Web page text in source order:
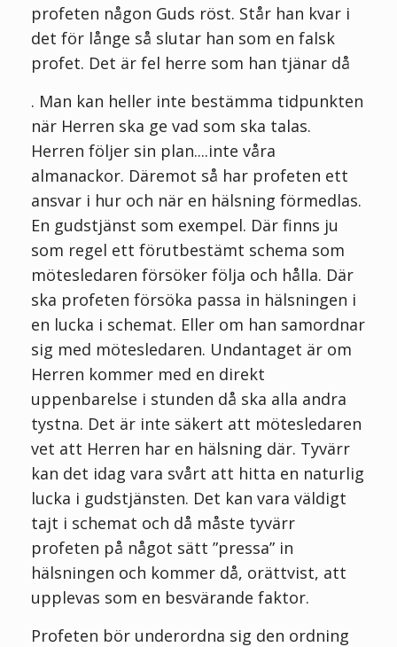
profeten någon Guds röst. Står han kvar i
det för långe så slutar han som en falsk
profet. Det är fel herre som han tjänar då
. Man kan heller inte bestämma tidpunkten
när Herren ska ge vad som ska talas.
Herren följer sin plan....inte våra
almanackor. Däremot så har profeten ett
ansvar i hur och när en hälsning förmedlas.
En gudstjänst som exempel. Där finns ju
som regel ett förutbestämt schema som
mötesledaren försöker följa och hålla. Där
ska profeten försöka passa in hälsningen i
en lucka i schemat. Eller om han samordnar
sig med mötesledaren. Undantaget är om
Herren kommer med en direkt
uppenbarelse i stunden då ska alla andra
tystna. Det är inte säkert att mötesledaren
vet att Herren har en hälsning där. Tyvärr
kan det idag vara svårt att hitta en naturlig
lucka i gudstjänsten. Det kan vara väldigt
tajt i schemat och då måste tyvärr
profeten på något sätt ”pressa” in
hälsningen och kommer då, orättvist, att
upplevas som en besvärande faktor.
Profeten bör underordna sig den ordning